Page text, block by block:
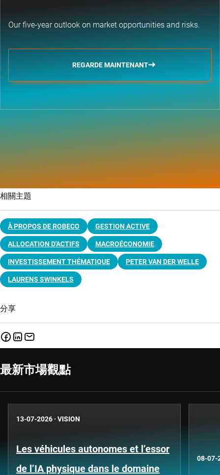
Our five-year outlook on market opportunities and risks.
REGARDE MAINTENANT
相關主題
À PROPOS DE ROBECO GESTION ACTIVE
ALLOCATION D'ACTIFS MACROÉCONOMIE
INVESTISSEMENT THÉMATIQUE PETER VAN DER WELLE
LAURENS SWINKELS
分享
最新市場觀點
13-07-2026 · VISION
Les véhicules autonomes et l’essor
de l’IA physique dans le domaine
08-07-